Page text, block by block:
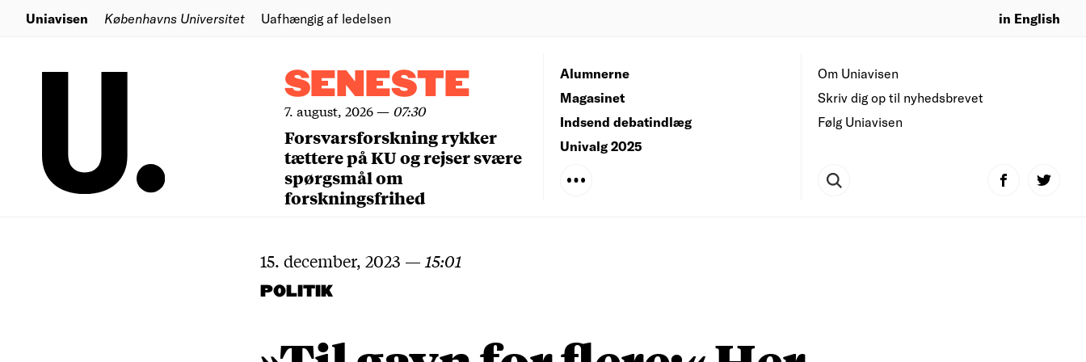
Uniavisen Københavns Universitet Uafhængig af ledelsen in English
SENESTE
7. august, 2026— 07:30
Forsvarsforskning rykker
tættere på KU og rejser svære
spørgsmål om
forskningsfrihed
Om Uniavisen
Skriv dig op til nyhedsbrevet
Følg Uniavisen
Alumnerne
Magasinet
Indsend debatindlæg
Univalg 2025
15. december, 2023 — 15:01
POLITIK